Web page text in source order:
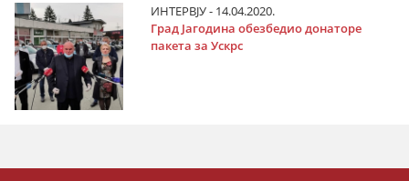
ИНТЕРВЈУ - 14.04.2020.
Град Јагодина обезбедио донаторе
пакета за Ускрс